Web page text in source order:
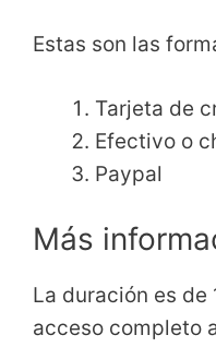
Estas son las
Tarjeta de
Efectivo o
Paypal
Más
La duración es de
acceso completo